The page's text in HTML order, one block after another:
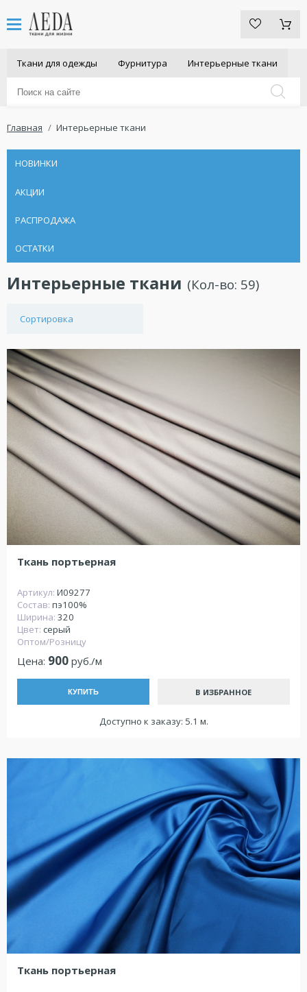
Ткани для одежды Фурнитура Интерьерные ткани
Главная Интерьерные ткани
НОВИНКИ
АКЦИИ
РАСПРОДАЖА
ОСТАТКИ
Интерьерные ткани (Кол-во: 59)
Сортировка
Ткань портьерная
Артикул: И09277
Состав: пэ100%
Ширина: 320
Цвет: серый
Оптом/Розницу
Цена: 900 руб./м
КУПИТЬ В ИЗБРАННОЕ
Доступно к заказу: 5.1 м.
Ткань портьерная